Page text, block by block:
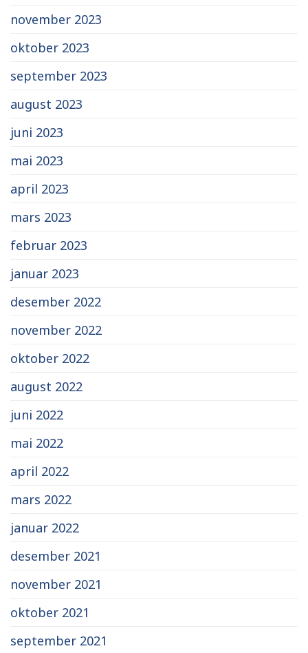
november 2023
oktober 2023
september 2023
august 2023
juni 2023
mai 2023
april 2023
mars 2023
februar 2023
januar 2023
desember 2022
november 2022
oktober 2022
august 2022
juni 2022
mai 2022
april 2022
mars 2022
januar 2022
desember 2021
november 2021
oktober 2021
september 2021